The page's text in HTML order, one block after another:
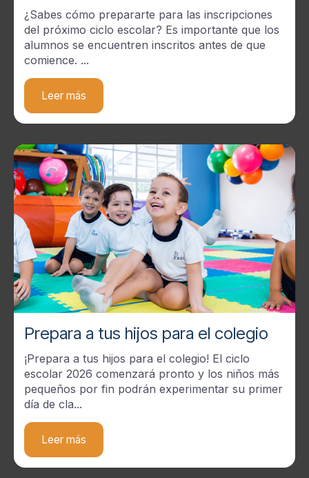
¿Sabes cómo prepararte para las inscripciones
del próximo ciclo escolar? Es importante que los
alumnos se encuentren inscritos antes de que
comience. ...
Leer más
Prepara a tus hijos para el colegio
¡Prepara a tus hijos para el colegio! El ciclo
escolar 2026 comenzará pronto y los niños más
pequeños por fin podrán experimentar su primer
día de cla...
Leer más